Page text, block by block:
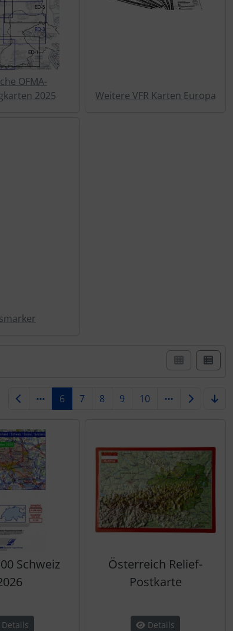
OFMA-
2025
Weitere VFR Karten Europa
6 7 8 9 10
Schweiz
Details
Österreich Relief-
Postkarte
Details